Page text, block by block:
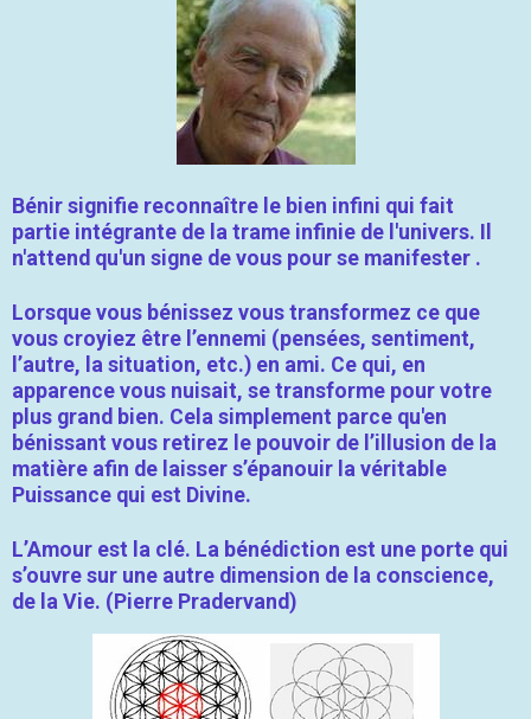
Bénir signifie reconnaître le bien infini qui fait
partie intégrante de la trame infinie de l'univers. Il
n'attend qu'un signe de vous pour se manifester .
Lorsque vous bénissez vous transformez ce que
vous croyiez être l’ennemi (pensées, sentiment,
l’autre, la situation, etc.) en ami. Ce qui, en
apparence vous nuisait, se transforme pour votre
plus grand bien. Cela simplement parce qu'en
bénissant vous retirez le pouvoir de l’illusion de la
matière afin de laisser s’épanouir la véritable
Puissance qui est Divine.
L’Amour est la clé. La bénédiction est une porte qui
s’ouvre sur une autre dimension de la conscience,
de la Vie. (Pierre Pradervand)